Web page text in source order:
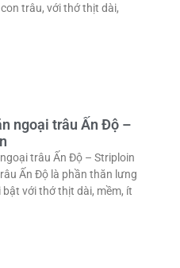
trâu, với thớ thịt dài,
ngoại trâu Ấn Độ –
trâu Ấn Độ – Striploin
Ấn Độ là phần thăn lưng
bật với thớ thịt dài, mềm, ít